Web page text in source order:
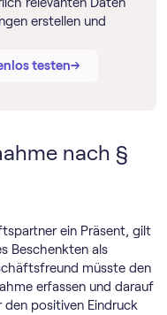
erstellen und
testen→
→
nach §
ein Präsent, gilt
Beschenkten als
müsste den
erfassen und darauf
den positiven Eindruck